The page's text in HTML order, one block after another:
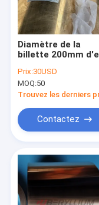
Au sujet de nous
Visite d'usine
Contactez-nous
Demandez une
Alliage de cuivre
Cuivre du
Diamètre de la
billette 200mm
C17200 CuBe2
500mm L avec
l'humeur TB00
Prix:30USD
MOQ:50
Trouvez les derniers
Contactez